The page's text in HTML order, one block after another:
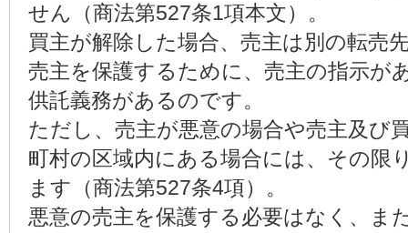
せん（商法第527条1項本文）。
買主が解除した場合、売主は別の転売
売主を保護するために、売主の指示が
供託義務があるのです。
ただし、売主が悪意の場合や売主及び
町村の区域内にある場合には、その限
ます（商法第527条4項）。
悪意の売主を保護する必要はなく、ま